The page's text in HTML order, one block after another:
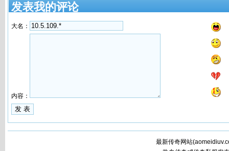
发表我的评论
大名：
内容：
最新传奇网站(